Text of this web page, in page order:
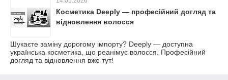
Косметика Deeply — професійний догляд та
відновлення волосся
Шукаєте заміну дорогому імпорту? Deeply — доступна
українська косметика, що реанімує волосся. Професійний
догляд та відновлення вже тут!